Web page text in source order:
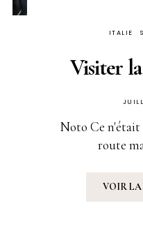
ITALIE
Visiter
Noto Ce
route
VOIR